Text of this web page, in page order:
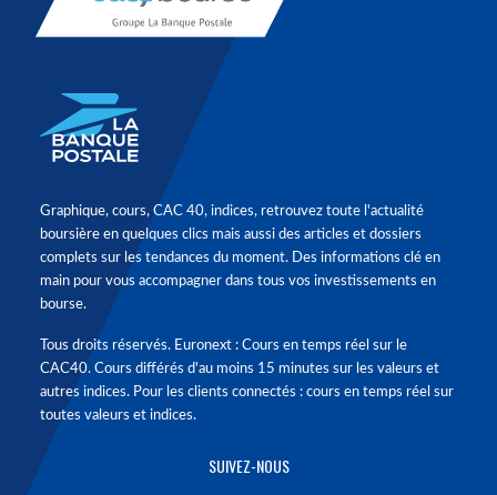
Graphique, cours, CAC 40, indices, retrouvez toute l'actualité
boursière en quelques clics mais aussi des articles et dossiers
complets sur les tendances du moment. Des informations clé en
main pour vous accompagner dans tous vos investissements en
bourse.
Tous droits réservés. Euronext : Cours en temps réel sur le
CAC40. Cours différés d'au moins 15 minutes sur les valeurs et
autres indices. Pour les clients connectés : cours en temps réel sur
toutes valeurs et indices.
SUIVEZ-NOUS